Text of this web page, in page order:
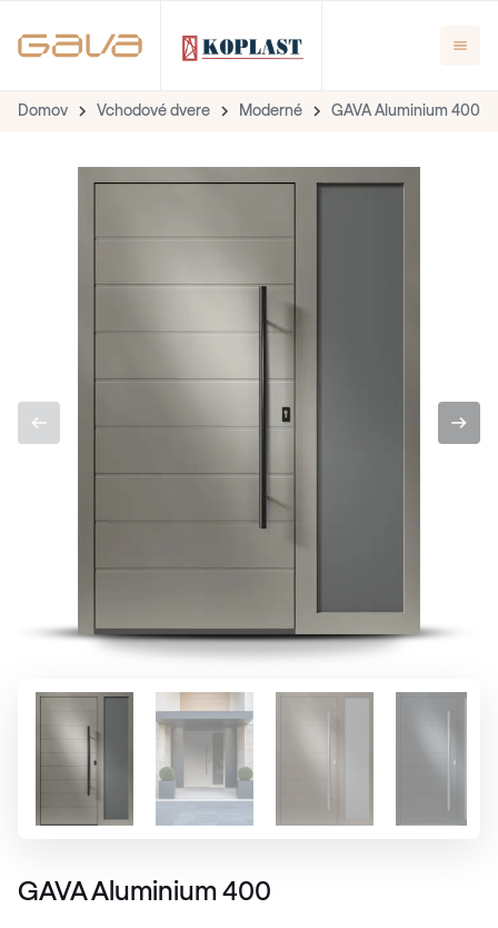
Domov Vchodové dvere Moderné GAVA Aluminium 400
GAVA Aluminium 400